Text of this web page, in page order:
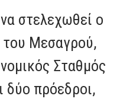
στελεχωθεί ο
του Μεσαγρού,
Σταθμός
δύο πρόεδροι,